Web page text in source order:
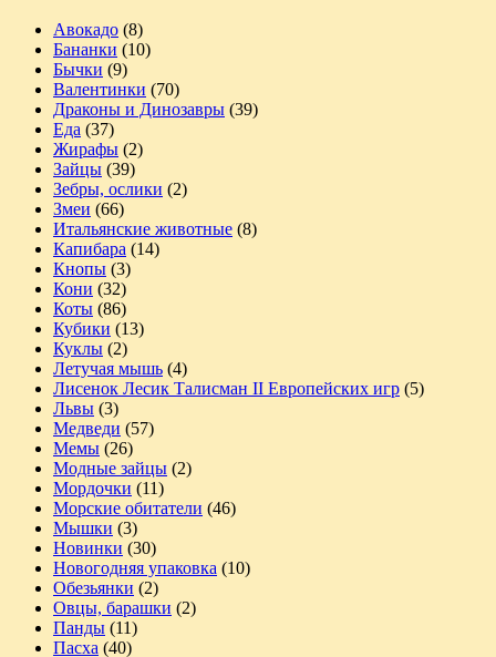
Авокадо (8)
Бананки (10)
Бычки (9)
Валентинки (70)
Драконы и Динозавры (39)
Еда (37)
Жирафы (2)
Зайцы (39)
Зебры, ослики (2)
Змеи (66)
Итальянские животные (8)
Капибара (14)
Кнопы (3)
Кони (32)
Коты (86)
Кубики (13)
Куклы (2)
Летучая мышь (4)
Лисенок Лесик Талисман II Европейских игр (5)
Львы (3)
Медведи (57)
Мемы (26)
Модные зайцы (2)
Мордочки (11)
Морские обитатели (46)
Мышки (3)
Новинки (30)
Новогодняя упаковка (10)
Обезьянки (2)
Овцы, барашки (2)
Панды (11)
Пасха (40)